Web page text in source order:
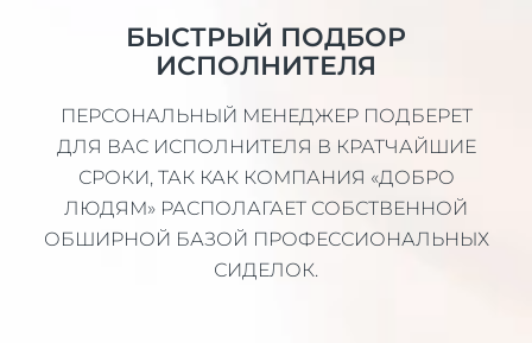
БЫСТРЫЙ ПОДБОР
ИСПОЛНИТЕЛЯ
ПЕРСОНАЛЬНЫЙ МЕНЕДЖЕР ПОДБЕРЕТ
ДЛЯ ВАС ИСПОЛНИТЕЛЯ В КРАТЧАЙШИЕ
СРОКИ, ТАК КАК КОМПАНИЯ «ДОБРО
ЛЮДЯМ» РАСПОЛАГАЕТ СОБСТВЕННОЙ
ОБШИРНОЙ БАЗОЙ ПРОФЕССИОНАЛЬНЫХ
СИДЕЛОК.